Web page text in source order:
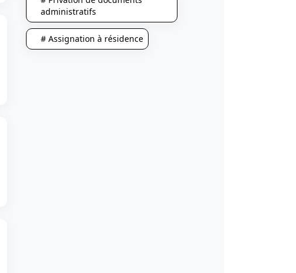
administratifs
# Assignation à résidence